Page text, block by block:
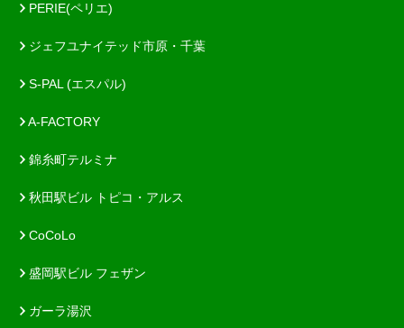
PERIE(ペリエ)
ジェフユナイテッド市原・千葉
S-PAL (エスパル)
A-FACTORY
錦糸町テルミナ
秋田駅ビル トピコ・アルス
CoCoLo
盛岡駅ビル フェザン
ガーラ湯沢